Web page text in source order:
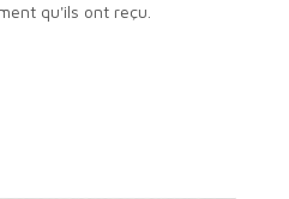
qu'ils ont reçu.